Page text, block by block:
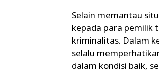
Selain memantau
kepada para pemilik
kriminalitas. Dalam
selalu
dalam kondisi baik,